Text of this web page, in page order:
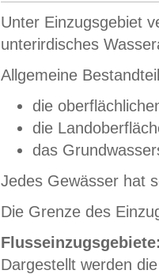
Unter Einzugsgebiet
unterirdisches
Allgemeine
die
die
das
Jedes Gewässer hat
Die Grenze des
Dargestellt werden